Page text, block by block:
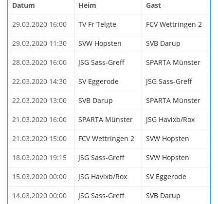
Datum Heim Gast
29.03.2020 16:00 TV Fr Telgte FCV Wettringen 2
29.03.2020 11:30 SVW Hopsten SVB Darup
28.03.2020 16:00 JSG Sass-Greff SPARTA Münster
22.03.2020 14:30 SV Eggerode JSG Sass-Greff
22.03.2020 13:00 SVB Darup SPARTA Münster
21.03.2020 16:00 SPARTA Münster JSG Havixb/Rox
21.03.2020 15:00 FCV Wettringen 2 SVW Hopsten
18.03.2020 19:15 JSG Sass-Greff SVW Hopsten
15.03.2020 00:00 JSG Havixb/Rox SV Eggerode
14.03.2020 00:00 JSG Sass-Greff SVB Darup